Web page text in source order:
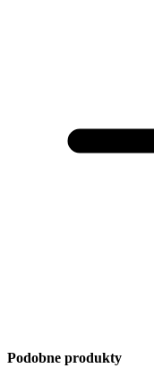
Podobne produkty